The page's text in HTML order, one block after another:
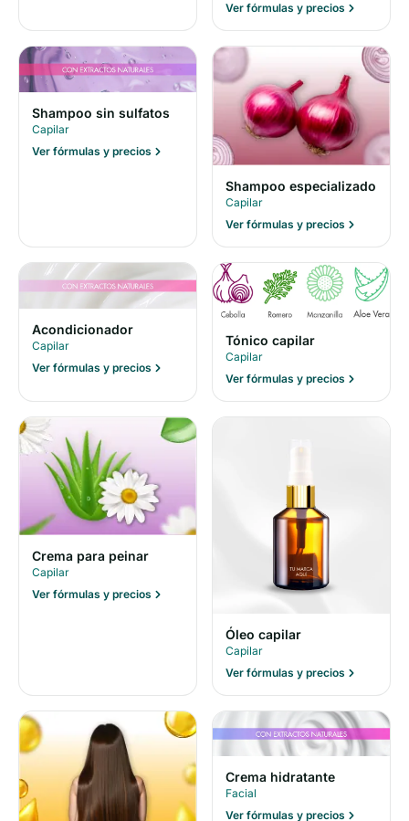
Ver fórmulas y precios
Shampoo sin sulfatos
Capilar
Ver fórmulas y precios
Shampoo especializado
Capilar
Ver fórmulas y precios
Acondicionador
Capilar
Ver fórmulas y precios
Tónico capilar
Capilar
Ver fórmulas y precios
Crema para peinar
Capilar
Ver fórmulas y precios
Óleo capilar
Capilar
Ver fórmulas y precios
Crema hidratante
Facial
Ver fórmulas y precios